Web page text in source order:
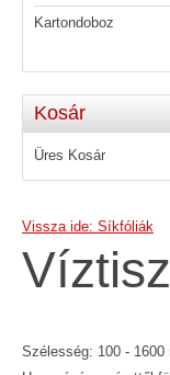
Kartondoboz
Kosár
Üres Kosár
Vissza ide: Síkfóliák
Szélesség: 100 - 1600